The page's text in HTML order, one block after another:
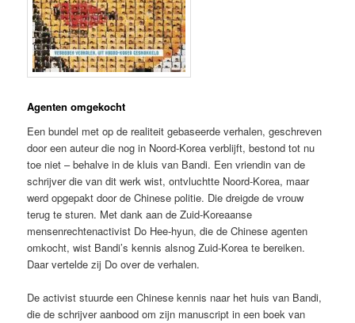
Agenten omgekocht
Een bundel met op de realiteit gebaseerde verhalen, geschreven
door een auteur die nog in Noord-Korea verblijft, bestond tot nu
toe niet – behalve in de kluis van Bandi. Een vriendin van de
schrijver die van dit werk wist, ontvluchtte Noord-Korea, maar
werd opgepakt door de Chinese politie. Die dreigde de vrouw
terug te sturen. Met dank aan de Zuid-Koreaanse
mensenrechtenactivist Do Hee-hyun, die de Chinese agenten
omkocht, wist Bandi’s kennis alsnog Zuid-Korea te bereiken.
Daar vertelde zij Do over de verhalen.
De activist stuurde een Chinese kennis naar het huis van Bandi,
die de schrijver aanbood om zijn manuscript in een boek van